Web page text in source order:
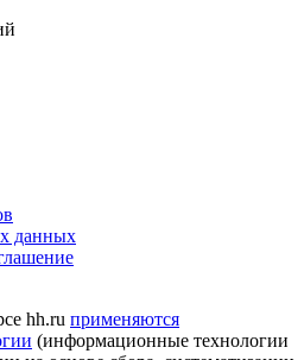
данных
hh.ru применяются
(информационные технологии